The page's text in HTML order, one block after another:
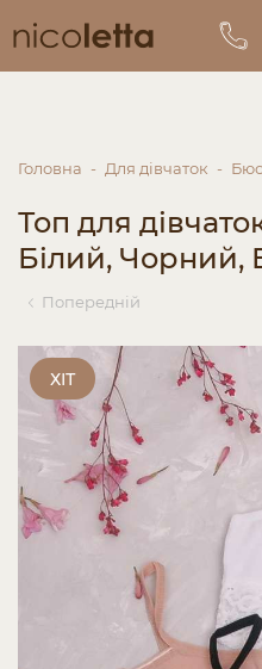
Головна Для дівчаток
Топ для
Білий, Чорний,
Попередній
ХІТ